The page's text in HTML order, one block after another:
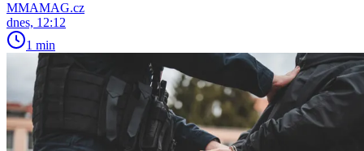
MMAMAG.cz
dnes, 12:12
1 min